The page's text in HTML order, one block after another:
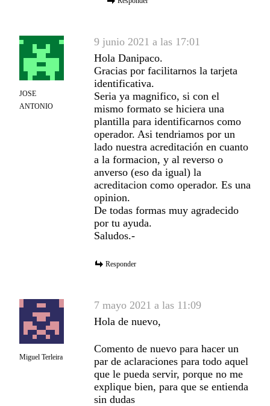
JOSE
ANTONIO
9 junio 2021 a las 17:01
Hola Danipaco.
Gracias por facilitarnos la tarjeta
identificativa.
Seria ya magnifico, si con el
mismo formato se hiciera una
plantilla para identificarnos como
operador. Asi tendriamos por un
lado nuestra acreditación en cuanto
a la formacion, y al reverso o
anverso (eso da igual) la
acreditacion como operador. Es una
opinion.
De todas formas muy agradecido
por tu ayuda.
Saludos.-
Responder
Miguel Terleira
7 mayo 2021 a las 11:09
Hola de nuevo,
Comento de nuevo para hacer un
par de aclaraciones para todo aquel
que le pueda servir, porque no me
explique bien, para que se entienda
sin dudas